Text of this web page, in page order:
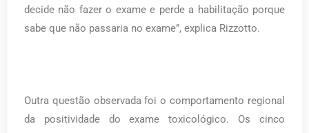
decide não fazer o exame e perde a habilitação porque
sabe que não passaria no exame”, explica Rizzotto.
Outra questão observada foi o comportamento regional
da positividade do exame toxicológico. Os cinco